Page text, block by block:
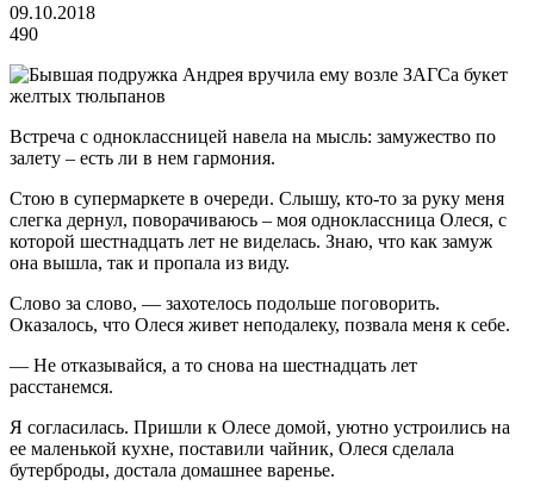
09.10.2018
490
Встреча с одноклассницей навела на мысль: замужество по
залету – есть ли в нем гармония.
Стою в супермаркете в очереди. Слышу, кто-то за руку меня
слегка дернул, поворачиваюсь – моя одноклассница Олеся, с
которой шестнадцать лет не виделась. Знаю, что как замуж
она вышла, так и пропала из виду.
Слово за слово, — захотелось подольше поговорить.
Оказалось, что Олеся живет неподалеку, позвала меня к себе.
— Не отказывайся, а то снова на шестнадцать лет
расстанемся.
Я согласилась. Пришли к Олесе домой, уютно устроились на
ее маленькой кухне, поставили чайник, Олеся сделала
бутерброды, достала домашнее варенье.